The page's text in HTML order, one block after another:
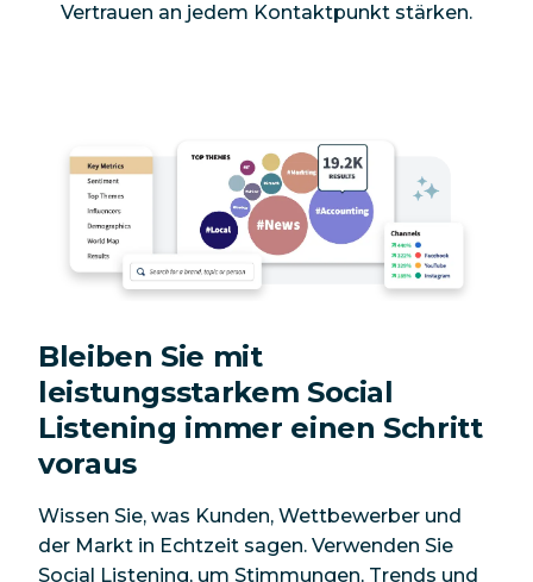
Vertrauen an jedem Kontaktpunkt stärken.
Bleiben Sie mit
leistungsstarkem Social
Listening immer einen Schritt
voraus
Wissen Sie, was Kunden, Wettbewerber und
der Markt in Echtzeit sagen. Verwenden Sie
Social Listening, um Stimmungen, Trends und